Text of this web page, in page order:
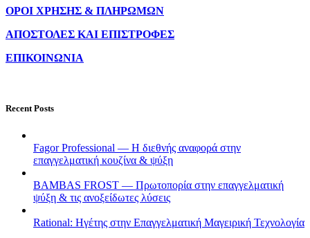
ΟΡΟΙ ΧΡΗΣΗΣ & ΠΛΗΡΩΜΩΝ
ΑΠΟΣΤΟΛΕΣ ΚΑΙ ΕΠΙΣΤΡΟΦΕΣ
ΕΠΙΚΟΙΝΩΝΙΑ
Recent Posts
Fagor Professional — Η διεθνής αναφορά στην
επαγγελματική κουζίνα & ψύξη
BAMBAS FROST — Πρωτοπορία στην επαγγελματική
ψύξη & τις ανοξείδωτες λύσεις
Rational: Ηγέτης στην Επαγγελματική Μαγειρική Τεχνολογία